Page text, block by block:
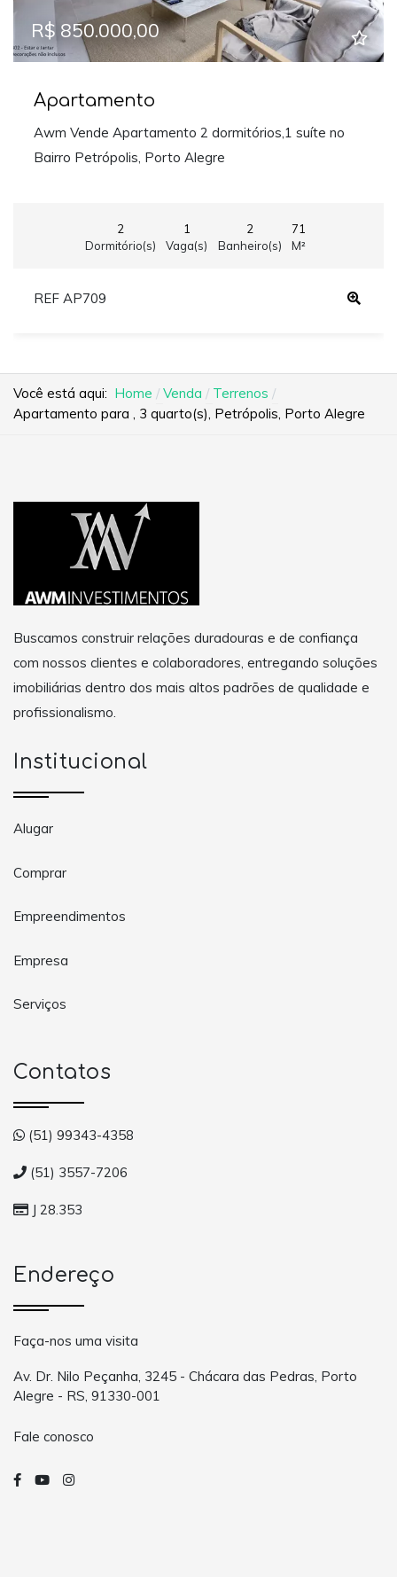
R$ 850.000,00
Apartamento
Awm Vende Apartamento 2 dormitórios,1 suíte no
Bairro Petrópolis, Porto Alegre
2
Dormitório(s)
1
Vaga(s)
2
Banheiro(s)
71
M²
REF AP709
Você está aqui: Home Venda
Terrenos
Apartamento para , 3 quarto(s), Petrópolis, Porto Alegre
Buscamos construir relações duradouras e de confiança
com nossos clientes e colaboradores, entregando soluções
imobiliárias dentro dos mais altos padrões de qualidade e
profissionalismo.
Institucional
Alugar
Comprar
Empreendimentos
Empresa
Serviços
Contatos
(51) 99343-4358
(51) 3557-7206
J 28.353
Endereço
Faça-nos uma visita
Av. Dr. Nilo Peçanha, 3245 - Chácara das Pedras, Porto
Alegre - RS, 91330-001
Fale conosco